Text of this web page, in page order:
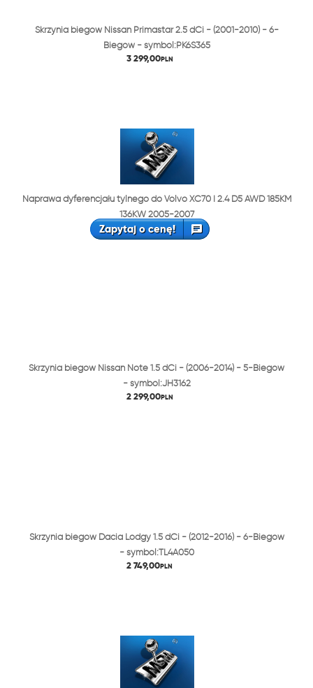
Skrzynia biegów Nissan Primastar 2.5 dCi - (2001-2010) - 6-
Biegów - symbol:PK6S365
3 299,00PLN
Naprawa dyferencjału tylnego do Volvo XC70 I 2.4 D5 AWD 185KM
136KW 2005-2007
Zapytaj o cenę!
Skrzynia biegów Nissan Note 1.5 dCi - (2006-2014) - 5-Biegów
- symbol:JH3162
2 299,00PLN
Skrzynia biegów Dacia Lodgy 1.5 dCi - (2012-2016) - 6-Biegów
- symbol:TL4A050
2 749,00PLN